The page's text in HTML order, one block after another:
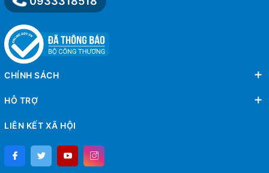
CHÍNH SÁCH
HỖ TRỢ
LIÊN KẾT XÃ HỘI